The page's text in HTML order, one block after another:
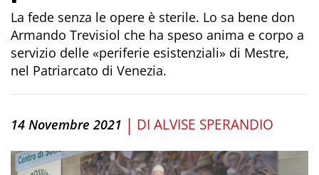
La fede senza le opere è sterile. Lo sa bene don
Armando Trevisiol che ha speso anima e corpo a
servizio delle «periferie esistenziali» di Mestre,
nel Patriarcato di Venezia.
14 Novembre 2021 | DI ALVISE SPERANDIO